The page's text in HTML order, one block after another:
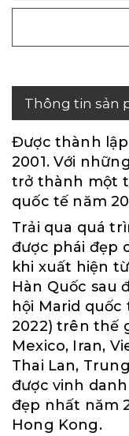
Thông tin sản
Được thành lập
2001. Với
trở thành một
quốc tế năm
Trải qua quá
được phái đẹp
khi xuất hiện
Hàn Quốc sau
hội Marid
2022) trên thế
Mexico, Iran,
Thai Lan,
được vinh
đẹp nhất năm
Hong Kong.